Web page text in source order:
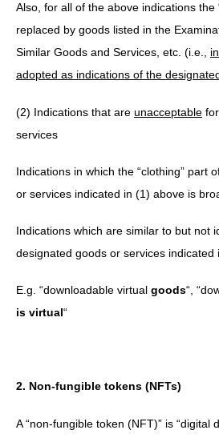
Also, for all of the above indications the
replaced by goods listed in the
Similar Goods and Services, etc. (i.e.,
adopted as indications of the
(2) Indications that are unacceptable
services
Indications in which the “clothing” part
or services indicated in (1) above is
Indications which are similar to but not
designated goods or services indicated
E.g. “downloadable virtual goods“,
is virtual“
2. Non-fungible tokens (NFTs)
A “non-fungible token (NFT)” is “digital